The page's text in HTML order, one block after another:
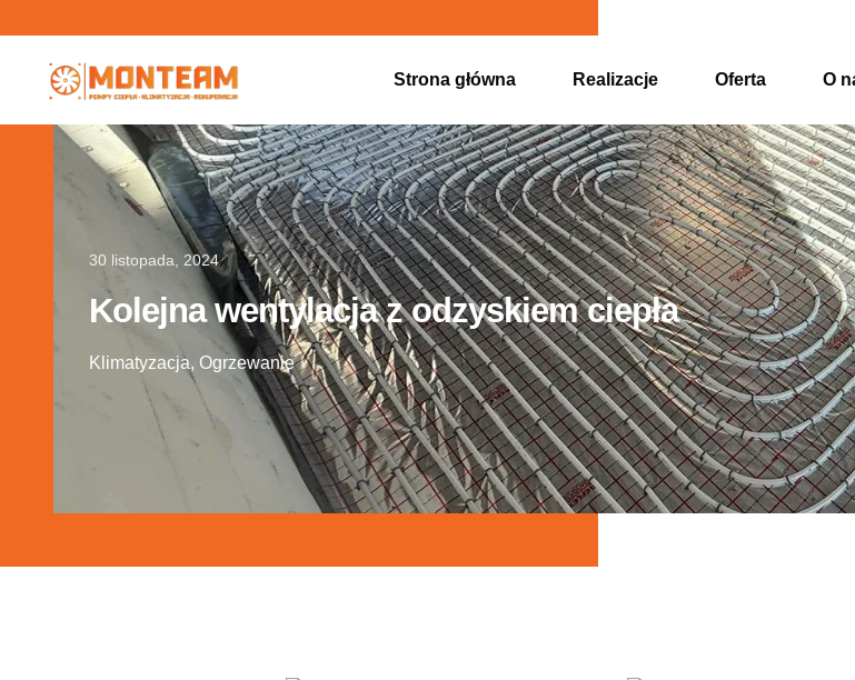
Strona główna Realizacje Oferta O
30 listopada, 2024
Kolejna wentylacja z odzyskiem ciepła
Klimatyzacja, Ogrzewanie